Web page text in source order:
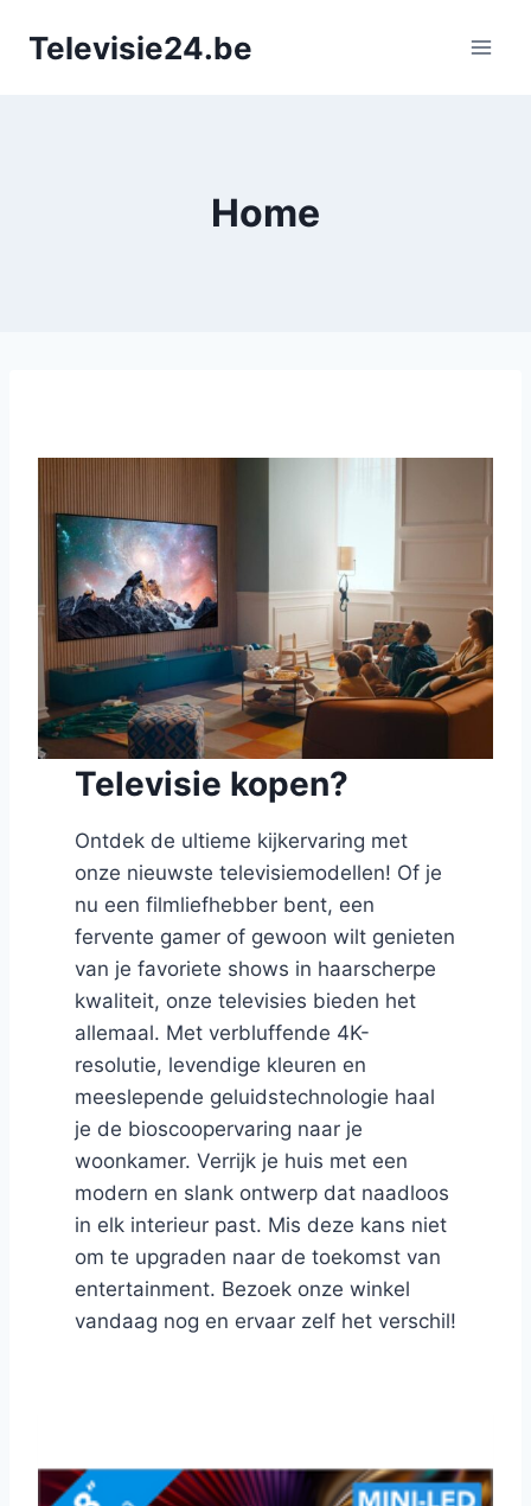
naarTelevisie24.be
Home
Televisie kopen?
Ontdek de ultieme kijkervaring met
onze nieuwste televisiemodellen! Of je
nu een filmliefhebber bent, een
fervente gamer of gewoon wilt genieten
van je favoriete shows in haarscherpe
kwaliteit, onze televisies bieden het
allemaal. Met verbluffende 4K-
resolutie, levendige kleuren en
meeslepende geluidstechnologie haal
je de bioscoopervaring naar je
woonkamer. Verrijk je huis met een
modern en slank ontwerp dat naadloos
in elk interieur past. Mis deze kans niet
om te upgraden naar de toekomst van
entertainment. Bezoek onze winkel
vandaag nog en ervaar zelf het verschil!